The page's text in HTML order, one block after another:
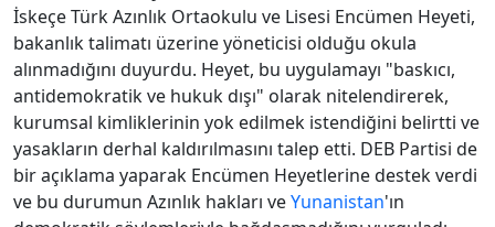
İskeçe Türk Azınlık Ortaokulu ve Lisesi Encümen Heyeti,
bakanlık talimatı üzerine yöneticisi olduğu okula
alınmadığını duyurdu. Heyet, bu uygulamayı "baskıcı,
antidemokratik ve hukuk dışı" olarak nitelendirerek,
kurumsal kimliklerinin yok edilmek istendiğini belirtti ve
yasakların derhal kaldırılmasını talep etti. DEB Partisi de
bir açıklama yaparak Encümen Heyetlerine destek verdi
ve bu durumun Azınlık hakları veYunanistan'ın